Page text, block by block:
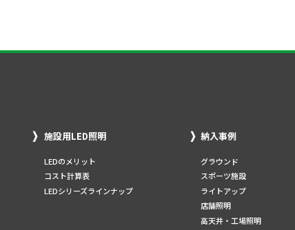
施設用LED照明
LEDのメリット
コスト計算表
LEDシリーズラインナップ
納入事例
グラウンド
スポーツ施設
ライトアップ
店舗照明
高天井・工場照明